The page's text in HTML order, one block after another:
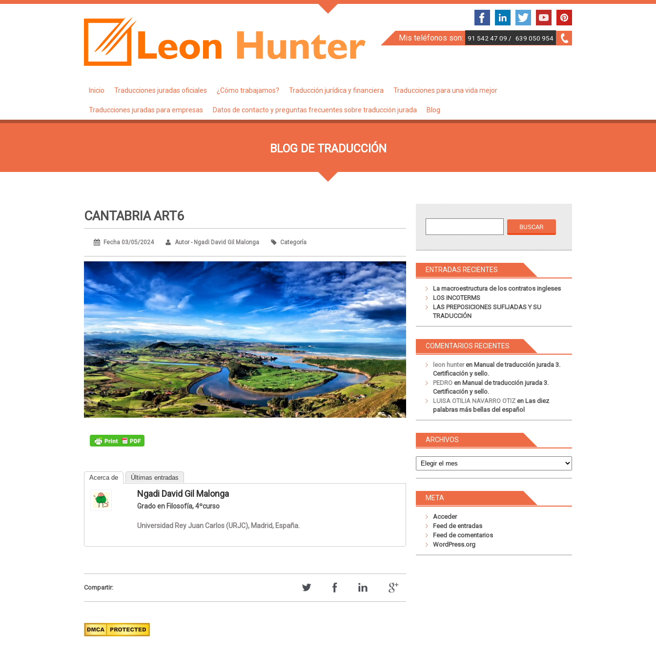
Mis teléfonos son: 91 542 47 09 / 639 050 954
Inicio Traducciones juradas oficiales ¿Cómo trabajamos? Traducción jurídica y financiera Traducciones para una vida mejor
Traducciones juradas para empresas Datos de contacto y preguntas frecuentes sobre traducción jurada Blog
BLOG DE TRADUCCIÓN
CANTABRIA ART6
Fecha 03/05/2024 Autor - Ngadi David Gil Malonga Categoría
Acerca de Últimas entradas
Ngadi David Gil Malonga
Grado en Filosofía, 4ºcurso
Universidad Rey Juan Carlos (URJC), Madrid, España.
Compartir:
ENTRADAS RECIENTES
La macroestructura de los contratos ingleses
LOS INCOTERMS
LAS PREPOSICIONES SUFIJADAS Y SU
TRADUCCIÓN
COMENTARIOS RECIENTES
leon hunteren Manual de traducción jurada 3.
Certificación y sello.
PEDRO en Manual de traducción jurada 3.
Certificación y sello.
LUISA OTILIA NAVARRO OTIZen Las diez
palabras más bellas del español
ARCHIVOS
META
Acceder
Feed de entradas
Feed de comentarios
WordPress.org